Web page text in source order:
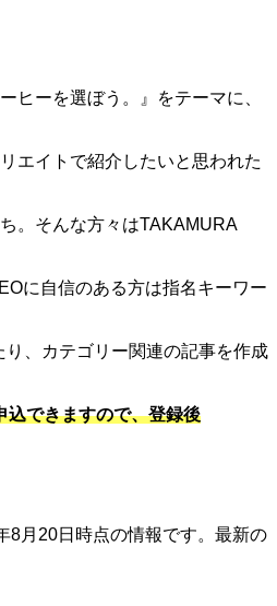
ヒーを選ぼう。』をテーマに、
エイトで紹介したいと思われた
。そんな方々はTAKAMURA
に自信のある方は指名キーワー
、カテゴリー関連の記事を作成
込できますので、登録後
8月20日時点の情報です。最新の